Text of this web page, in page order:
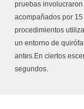
pruebas
acompañados por
procedimientos
un entorno de
antes.En ciertos
segundos.